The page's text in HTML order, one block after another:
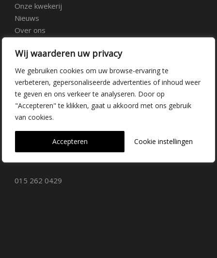
Wij waarderen uw privacy
We gebruiken cookies om uw browse-ervaring te
verbeteren, gepersonaliseerde advertenties of inhoud weer
te geven en ons verkeer te analyseren. Door op
"Accepteren" te klikken, gaat u akkoord met ons gebruik
van cookies.
Cookie instellingen
Accepteren
Onze kwekerij
Nieuws
Over ons
Vacatures
Contact
Kwekerij Delfgauw
Vrederustlaan 10
2645 AW Delfgauw
015 262 0429